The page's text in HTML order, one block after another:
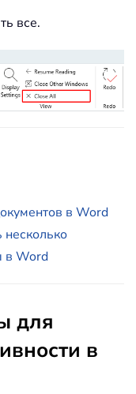
все.
в Word
несколько
в Word
для
в